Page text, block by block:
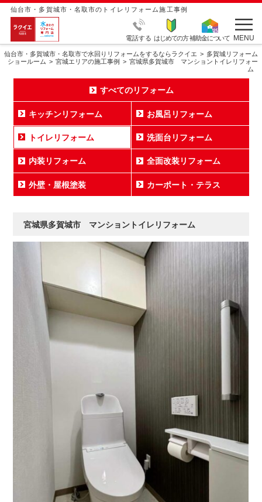
仙台市・多賀城市・名取市のトイレリフォーム施工事例
電話する はじめての方補助金について MENU
仙台市・多賀城市・名取市で水回りリフォームをするならラクイエ
多賀城リフォーム
ショールーム
宮城エリアの施工事例
宮城県多賀城市 マンショントイレリフォー
ム
すべてのリフォーム
キッチンリフォーム お風呂リフォーム
トイレリフォーム 洗面台リフォーム
内装リフォーム 全面改装リフォーム
外壁・屋根塗装 カーポート・テラス
宮城県多賀城市 マンショントイレリフォーム